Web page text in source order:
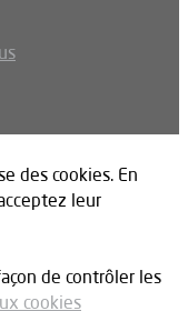
des cookies. En
leur
de contrôler les
cookies